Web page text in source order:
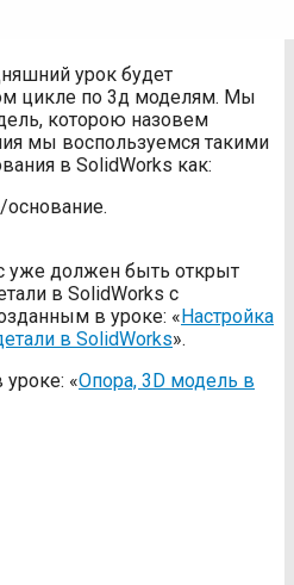
урок будет
цикле по 3д моделям. Мы
которою назовем
мы воспользуемся такими
в SolidWorks как:
уже должен быть открыт
в SolidWorks с
в уроке: «Настройка
в SolidWorks».
«Опора, 3D модель в